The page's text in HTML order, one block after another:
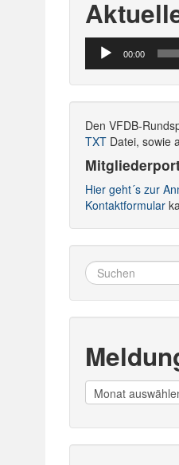
Audio-
Player
00:00
Den VFDB-
TXT Datei, sowie
Hier geht´s zur
Kontaktformular
Meldungen